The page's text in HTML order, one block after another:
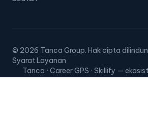
© 2026 Tanca Group. Hak cipta
Syarat Layanan
Tanca · Career GPS · Skillify —